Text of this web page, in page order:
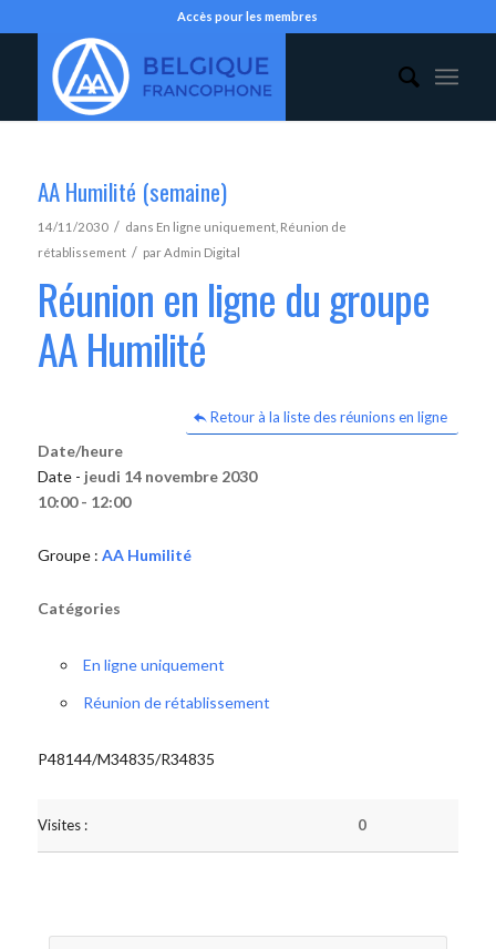
Accès pour les membres
AA Humilité (semaine)
14/11/2030 / dans En ligne uniquement, Réunion de
rétablissement / parAdmin Digital
Réunion en ligne du groupe
AA Humilité
Retour à la liste des réunions en ligne
Date/heure
Date - jeudi 14 novembre 2030
10:00 - 12:00
Groupe : AA Humilité
Catégories
En ligne uniquement
Réunion de rétablissement
P48144/M34835/R34835
Visites : 0